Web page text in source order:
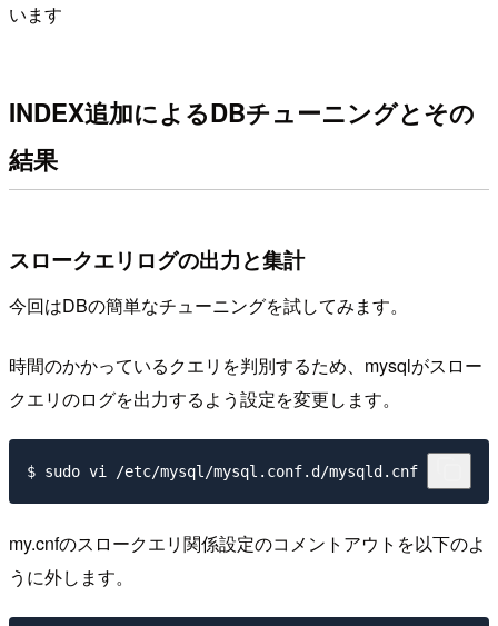
います
INDEX追加によるDBチューニングとその
結果
スロークエリログの出力と集計
今回はDBの簡単なチューニングを試してみます。
時間のかかっているクエリを判別するため、mysqlがスロー
クエリのログを出力するよう設定を変更します。
my.cnfのスロークエリ関係設定のコメントアウトを以下のよ
うに外します。